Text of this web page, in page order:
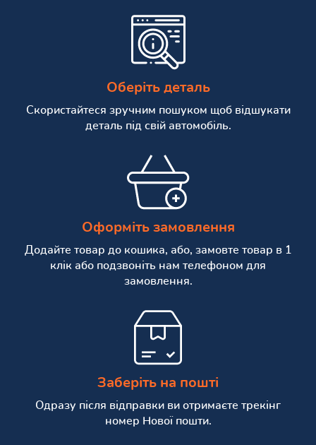
Оберіть деталь
Скористайтеся зручним пошуком щоб відшукати
деталь під свій автомобіль.
Оформіть замовлення
Додайте товар до кошика, або, замовте товар в 1
клік або подзвоніть нам телефоном для
замовлення.
Заберіть на пошті
Одразу після відправки ви отримаєте трекінг
номер Нової пошти.